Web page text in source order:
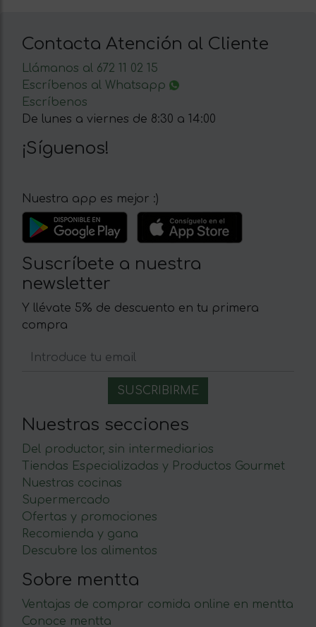
Contacta Atención al Cliente
Llámanos al 672 11 02 15
Escríbenos al Whatsapp
Escríbenos
De lunes a viernes de 8:30 a 14:00
¡Síguenos!
Nuestra app es mejor :)
Suscríbete a nuestra
newsletter
Y llévate 5% de descuento en tu primera
compra
Nuestras secciones
Del productor, sin intermediarios
Tiendas Especializadas y Productos Gourmet
Nuestras cocinas
Supermercado
Ofertas y promociones
Recomienda y gana
Descubre los alimentos
Sobre mentta
Ventajas de comprar comida online en mentta
Conoce mentta